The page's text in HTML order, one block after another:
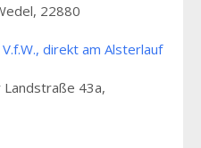
22880
direkt am Alsterlauf
43a,